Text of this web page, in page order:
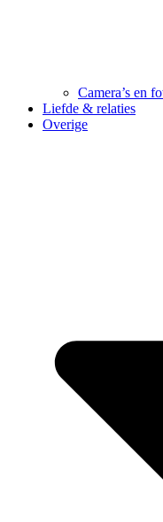
Camera’s en
Liefde & relaties
Overige